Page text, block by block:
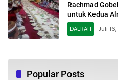
Rachmad
untuk Kedua
DAERAH
Juli
Popular Posts